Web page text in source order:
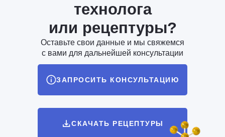
СКАЧАТЬ РЕЦЕПТУРЫ
ЗАПРОСИТЬ КОНСУЛЬТАЦИЮ
технолога
или рецептуры?
Оставьте свои данные и мы свяжемся
с вами для дальнейшей консультации